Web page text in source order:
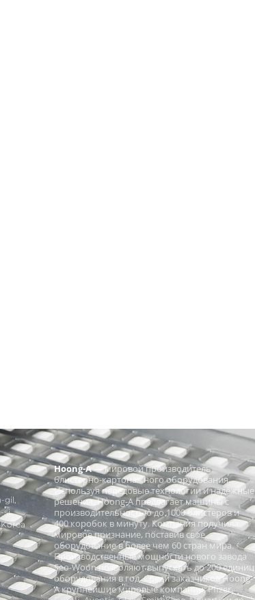
gil,
si,
Hoong-A— мировой производитель
блистерно-картонажного оборудования.
Используя передовые технологии и надёжные
решения, Hoong-A предлагает машины с
производительностью до 1000 блистеров и
400 коробок в минуту. Компания получила
мировое признание, поставив свое
оборудование в более чем 60 стран мира.
Производственные мощности нового завода
Seo-Woon позволяют выпускать до 200 единиц
оборудования в год. Среди заказчиков Hoong-
A крупнейшие мировые компании: Pfizer,